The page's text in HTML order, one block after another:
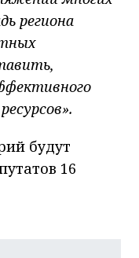
региона
будут
16